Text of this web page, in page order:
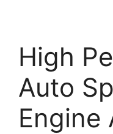
High
Auto
Engine